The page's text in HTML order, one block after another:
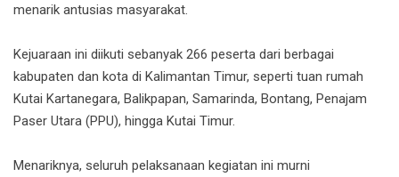
menarik antusias masyarakat.
Kejuaraan ini diikuti sebanyak 266 peserta dari berbagai
kabupaten dan kota di Kalimantan Timur, seperti tuan rumah
Kutai Kartanegara, Balikpapan, Samarinda, Bontang, Penajam
Paser Utara (PPU), hingga Kutai Timur.
Menariknya, seluruh pelaksanaan kegiatan ini murni